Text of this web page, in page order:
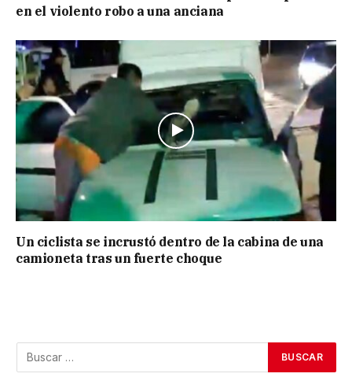
en el violento robo a una anciana
Un ciclista se incrustó dentro de la cabina de una
camioneta tras un fuerte choque